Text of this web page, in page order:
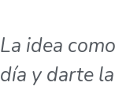
La idea
día y darte